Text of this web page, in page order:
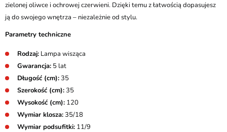
zielonej oliwce i ochrowej czerwieni. Dzięki temu z łatwością dopasujesz
ją do swojego wnętrza – niezależnie od stylu.
Parametry techniczne
Rodzaj: Lampa wisząca
Gwarancja: 5 lat
Długość (cm):35
Szerokość (cm):35
Wysokość (cm): 120
Wymiar klosza:35/18
Wymiar podsufitki: 11/9